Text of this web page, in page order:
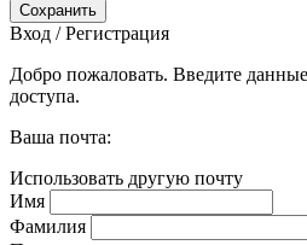
Сохранить
Вход / Регистрация
Добро пожаловать. Введите
доступа.
Ваша почта:
Использовать другую почту
Имя
Фамилия